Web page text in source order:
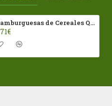
Hamburguesas de Cereales Queso de cabra y miel 2 unido 200gr Natursoy